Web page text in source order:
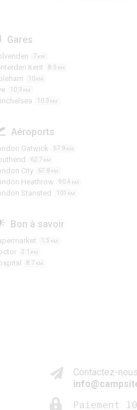
Gares
7 KM
Kent 8.5 KM
10 KM
10.3 KM
10.3 KM
Aéroports
Gatwick 57.9 KM
62.7 KM
City 67.8 KM
Heathrow 90.4 KM
Stansted 101 KM
Bon à savoir
1.5 KM
2.1 KM
8.7 KM
Contactez-
Paiement